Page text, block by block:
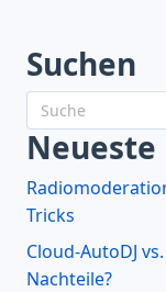
Suchen
Tricks
Cloud-AutoDJ
Nachteile?